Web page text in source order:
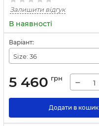
Залишити відгук
В наявності
Варіант:
Size: 36
5 460 грн −
Додати в кошик